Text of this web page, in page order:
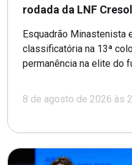
rodada da LNF Cresol
Esquadrão Minastenista
classificatória na 13ª
permanência na elite do
8 de agosto de 2026 às